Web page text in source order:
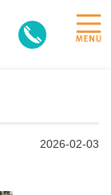
toggle
2026-02-03